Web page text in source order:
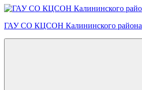
Skip
content
ГАУ СО КЦСОН Калининского района